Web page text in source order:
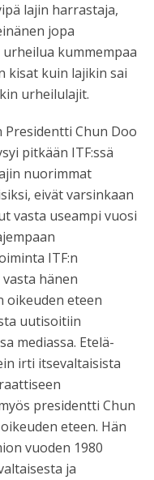
lajin harrastaja,
jopa
kummempaa
kisat kuin lajikin sai
urheilulajit.
Presidentti Chun Doo
pitkään ITF:ssä
nuorimmat
eivät varsinkaan
vasta useampi vuosi
ITF:n
hänen
oikeuden eteen
uutisoitiin
mediassa. Etelä-
irti itsevaltaisista
presidentti Chun
eteen. Hän
vuoden 1980
ja